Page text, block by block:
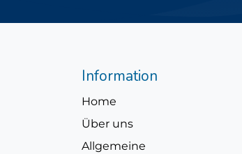
Information
Home
Über uns
Allgemeine